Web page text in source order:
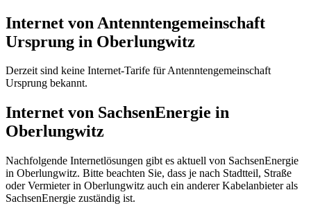
Internet von Antenntengemeinschaft
Ursprung in Oberlungwitz
Derzeit sind keine Internet-Tarife für Antenntengemeinschaft
Ursprung bekannt.
Internet von SachsenEnergie in
Oberlungwitz
Nachfolgende Internetlösungen gibt es aktuell von SachsenEnergie
in Oberlungwitz. Bitte beachten Sie, dass je nach Stadtteil, Straße
oder Vermieter in Oberlungwitz auch ein anderer Kabelanbieter als
SachsenEnergie zuständig ist.